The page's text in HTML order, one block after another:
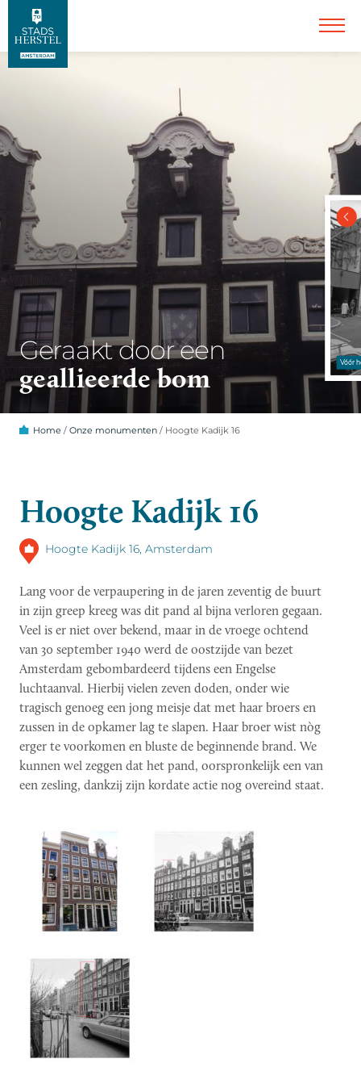
Geraakt door een
geallieerde bom
Home /Onze monumenten / Hoogte Kadijk 16
Hoogte Kadijk 16
Hoogte Kadijk 16, Amsterdam
Lang voor de verpaupering in de jaren zeventig de buurt
in zijn greep kreeg was dit pand al bijna verloren gegaan.
Veel is er niet over bekend, maar in de vroege ochtend
van 30 september 1940 werd de oostzijde van bezet
Amsterdam gebombardeerd tijdens een Engelse
luchtaanval. Hierbij vielen zeven doden, onder wie
tragisch genoeg een jong meisje dat met haar broers en
zussen in de opkamer lag te slapen. Haar broer wist nòg
erger te voorkomen en bluste de beginnende brand. We
kunnen wel zeggen dat het pand, oorspronkelijk een van
een zesling, dankzij zijn kordate actie nog overeind staat.